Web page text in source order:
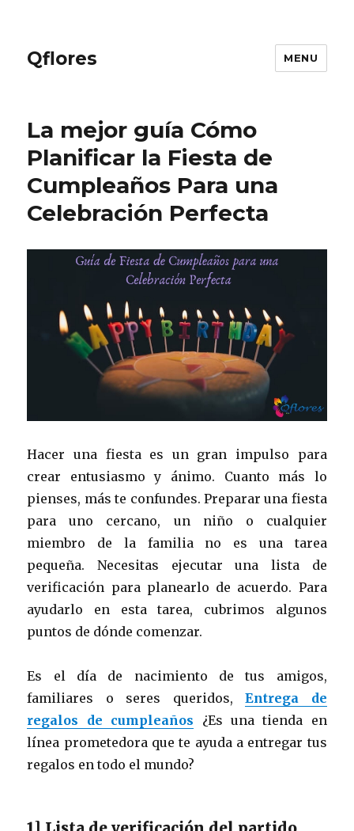
Qflores MENU
La mejor guía Cómo
Planificar la Fiesta de
Cumpleaños Para una
Celebración Perfecta
Hacer una fiesta es un gran impulso para
crear entusiasmo y ánimo. Cuanto más lo
pienses, más te confundes. Preparar una fiesta
para uno cercano, un niño o cualquier
miembro de la familia no es una tarea
pequeña. Necesitas ejecutar una lista de
verificación para planearlo de acuerdo. Para
ayudarlo en esta tarea, cubrimos algunos
puntos de dónde comenzar.
Es el día de nacimiento de tus amigos,
familiares o seres queridos,Entrega de
regalos de cumpleaños ¿Es una tienda en
línea prometedora que te ayuda a entregar tus
regalos en todo el mundo?